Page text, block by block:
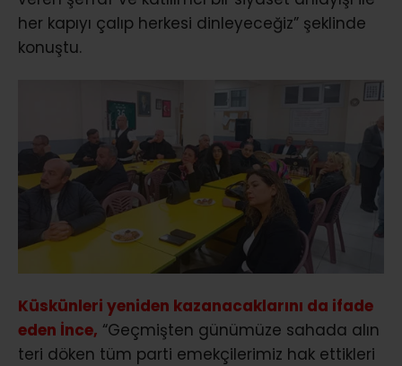
her kapıyı çalıp herkesi dinleyeceğiz” şeklinde
konuştu.
Küskünleri yeniden kazanacaklarını da ifade
eden İnce, “Geçmişten günümüze sahada alın
teri döken tüm parti emekçilerimiz hak ettikleri